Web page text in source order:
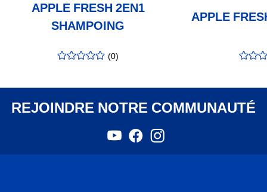
APPLE FRESH 2EN1
SHAMPOING
évaluation: (0)
APPLE
REJOINDRE NOTRE COMMUNAUTÉ
YouTube
s'ouvre
Facebook
s'ouvres'ouvre